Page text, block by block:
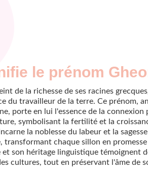
le prénom
de la richesse de ses racines
du travailleur de la terre. Ce prénom,
porte en lui l'essence de la connexion
symbolisant la fertilité et la
la noblesse du labeur et la
chaque sillon en promesse
son héritage linguistique témoignent
cultures, tout en préservant l'âme de